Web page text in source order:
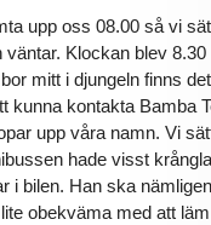
upp oss 08.00 så vi
Klockan blev
mitt i djungeln finns
kunna kontakta Bamba
upp våra namn. Vi
hade visst
i bilen. Han ska
obekväma med att